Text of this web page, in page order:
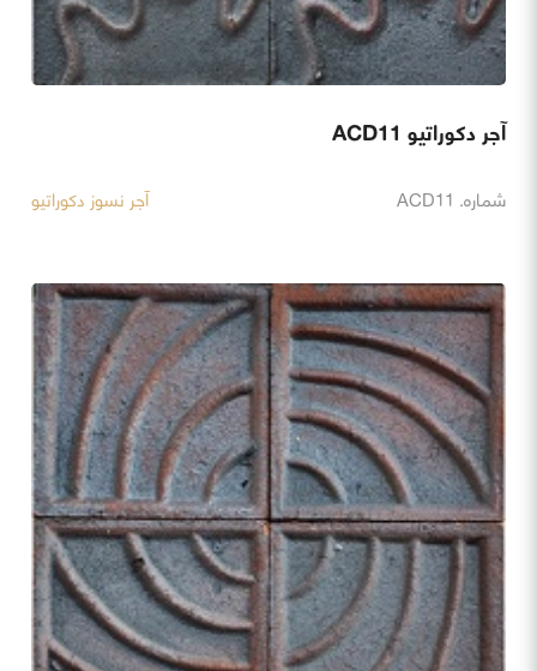
آجر دکوراتیو ACD11
شماره. ACD11 آجر نسوز دکوراتیو